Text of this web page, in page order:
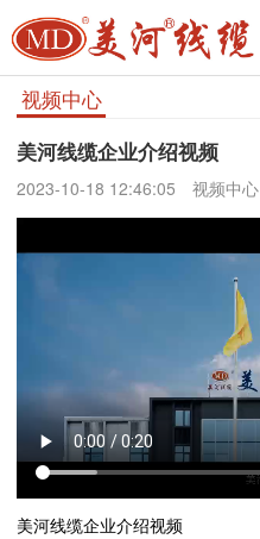
视频中心
美河线缆企业介绍视频
2023-10-18 12:46:05 视频中心
美河线缆企业介绍视频